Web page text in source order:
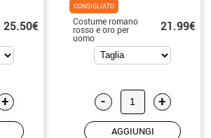
25.50€
+
CONSIGLIATO
Costume romano
rosso e oro per
uomo
21.99€
- +
AGGIUNGI